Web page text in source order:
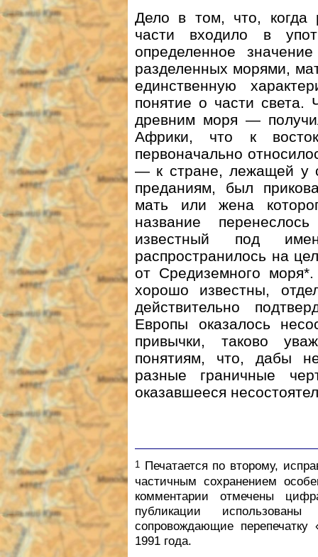
Дело в том, что, когда
части входило в
определенное
разделенных морями,
единственную
понятие о части света.
древним моря —
Африки, что к
первоначально
— к стране, лежащей у
преданиям, был
мать или жена
название
известный под
распространилось на
от Средиземного
хорошо известны,
действительно
Европы оказалось
привычки, таково
понятиям, что, дабы
разные граничные
оказавшееся
1
Печатается по второму,
частичным сохранением
комментарии отмечены
публикации
сопровождающие
1991 года.